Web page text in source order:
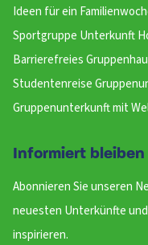
Ideen für ein
Sportgruppe Unterkunft
Barrierefreies
Studentenreise
Gruppenunterkunft mit
Informiert bleiben
Abonnieren Sie unseren
neuesten Unterkünfte
inspirieren.